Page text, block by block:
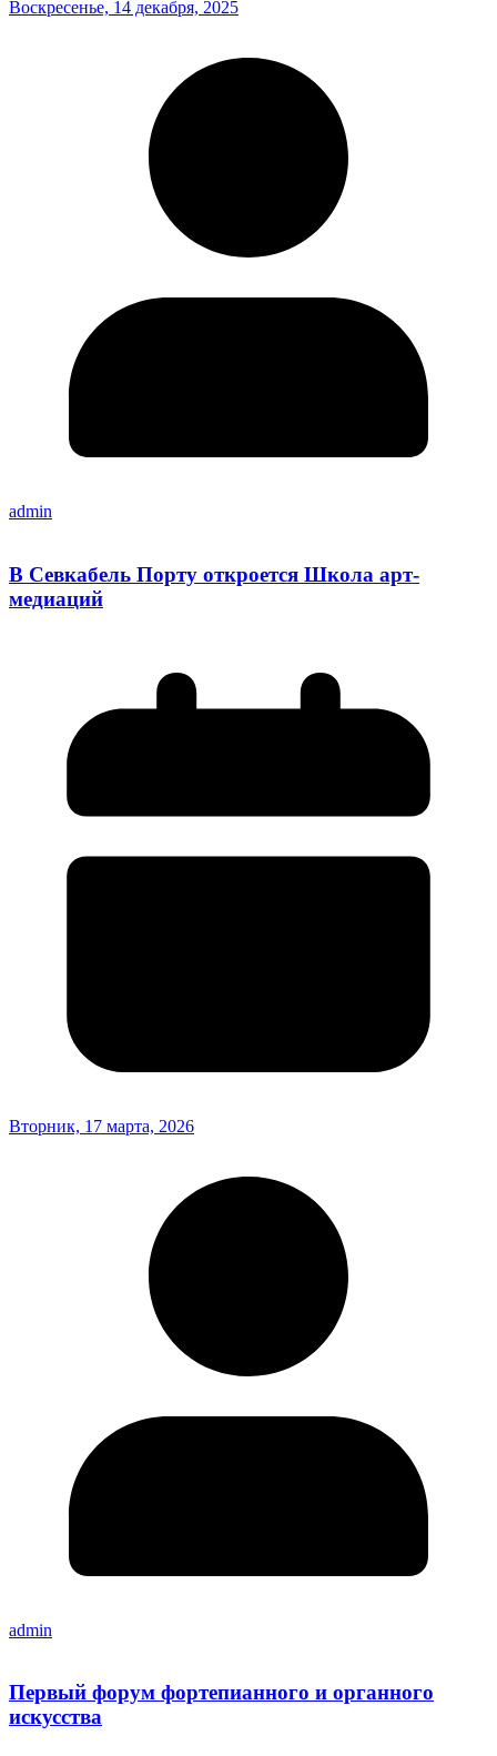
Воскресенье, 14 декабря, 2025
admin
В Севкабель Порту откроется Школа арт-
медиаций
Вторник, 17 марта, 2026
admin
Первый форум фортепианного и органного
искусства